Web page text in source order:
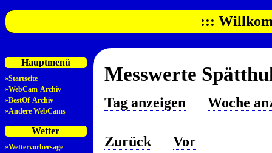
:::
Hauptmenü
»Startseite
»WebCam-Archiv
»BestOf-Archiv
»Andere WebCams
Wetter
»Wettervorhersage
Messwerte
Tag anzeigen Woche
Zurück Vor